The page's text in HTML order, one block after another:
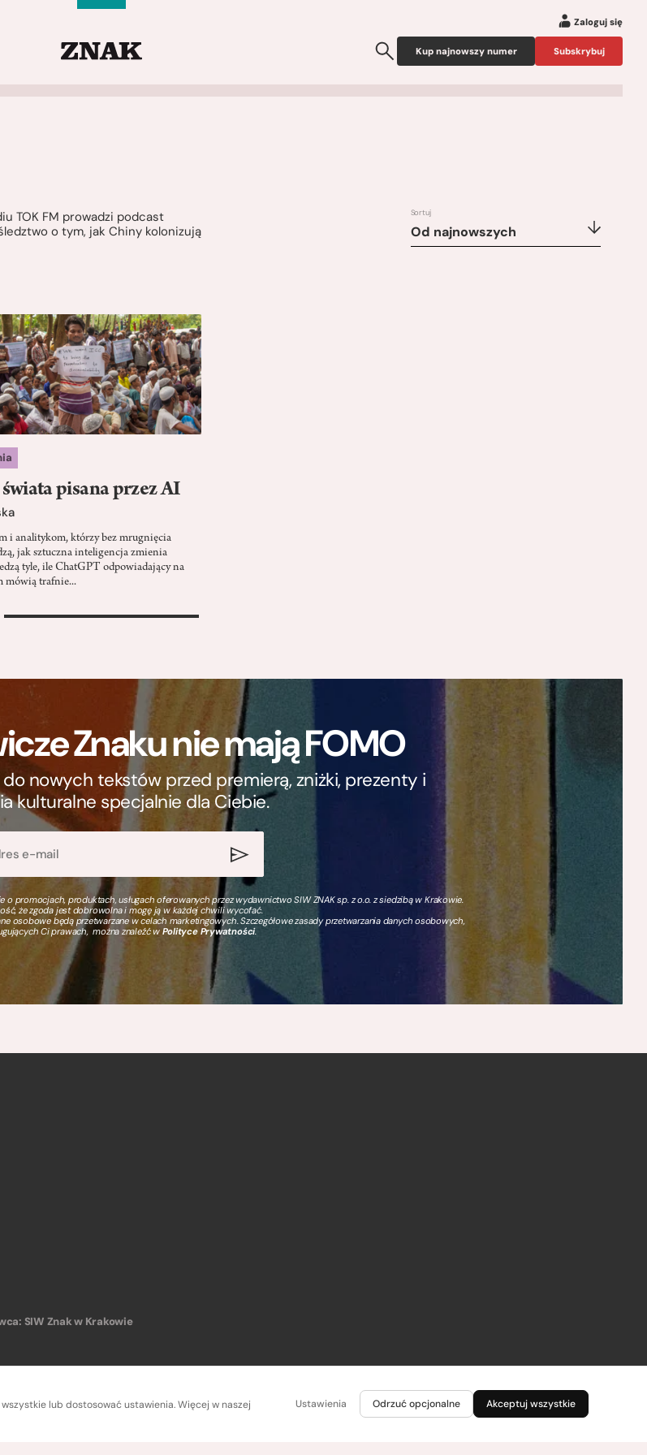
Zaloguj się
Kup najnowszy numer Subskrybuj
TOK FM prowadzi podcast
o tym, jak Chiny kolonizują
Sortuj
Od najnowszych
pisana przez AI
i analitykom, którzy bez mrugnięcia
jak sztuczna inteligencja zmienia
tyle, ile ChatGPT odpowiadający na
mówią trafnie...
>
Znaku nie mają FOMO
nowych tekstów przed premierą, zniżki, prezenty i
kulturalne specjalnie dla Ciebie.
promocjach, produktach, usługach oferowanych przez wydawnictwo SIW ZNAK sp. z o.o. z siedzibą w Krakowie.
że zgoda jest dobrowolna i mogę ją w każdej chwili wycofać.
osobowe będą przetwarzane w celach marketingowych. Szczegółowe zasady przetwarzania danych osobowych,
Ci prawach, można znaleźć wPolityce Prywatności.
SIW Znak w Krakowie
lub dostosować ustawienia. Więcej w naszej
Ustawienia Odrzuć opcjonalne Akceptuj wszystkie